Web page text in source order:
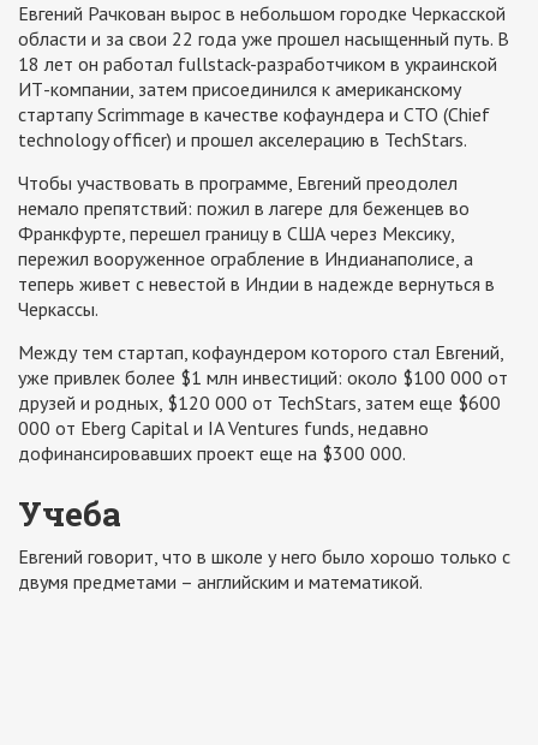
Евгений Рачкован вырос в небольшом городке Черкасской
области и за свои 22 года уже прошел насыщенный путь. В
18 лет он работал fullstack-разработчиком в украинской
ИТ-компании, затем присоединился к американскому
стартапу Scrimmage в качестве кофаундера и СТО (Chief
technology officer) и прошел акселерацию в TechStars.
Чтобы участвовать в программе, Евгений преодолел
немало препятствий: пожил в лагере для беженцев во
Франкфурте, перешел границу в США через Мексику,
пережил вооруженное ограбление в Индианаполисе, а
теперь живет с невестой в Индии в надежде вернуться в
Черкассы.
Между тем стартап, кофаундером которого стал Евгений,
уже привлек более $1 млн инвестиций: около $100 000 от
друзей и родных, $120 000 от TechStars, затем еще $600
000 от Eberg Capital и IA Ventures funds, недавно
дофинансировавших проект еще на $300 000.
Учеба
Евгений говорит, что в школе у него было хорошо только с
двумя предметами – английским и математикой.